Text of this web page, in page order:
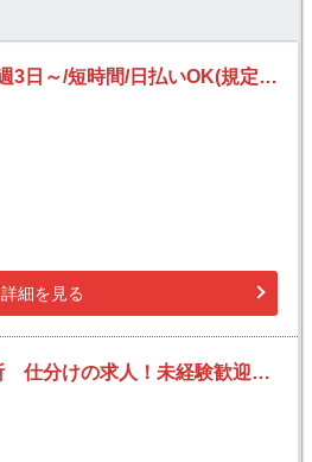
【深夜】20時～23時/週3日～/短時間/日払いOK(規定有)/副業可/フリーター活躍/未経験歓迎
詳細を見る
佐川急便 城東営業所 仕分けの求人！未経験歓迎！先輩たちがサポートします♪